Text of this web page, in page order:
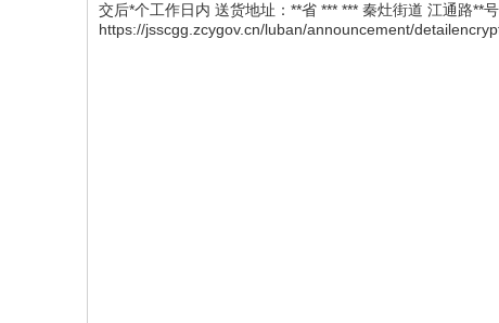
交后*个工作日内 送货地址：**省 *** *** 秦灶街道 江通路**
https://jsscgg.zcygov.cn/luban/announcement/